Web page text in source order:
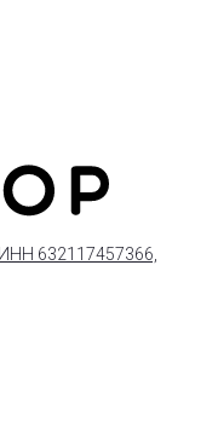
632117457366,